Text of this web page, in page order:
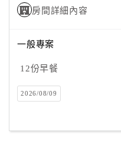
房間詳細內容
一般專案
12份早餐
2026/08/09